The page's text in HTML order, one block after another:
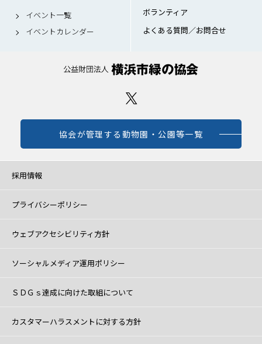
イベント一覧
イベントカレンダー
ボランティア
よくある質問／お問合せ
協会が管理する動物園・公園等一覧
採用情報
プライバシーポリシー
ウェブアクセシビリティ方針
ソーシャルメディア運用ポリシー
ＳＤＧｓ達成に向けた取組について
カスタマーハラスメントに対する方針